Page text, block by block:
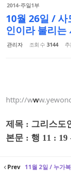
2014-주일1부
10월 26일 /
인이라 불리는
관리자 조회 수 3144 추
http://ww
제목 : 그리스도
본문 : 행 11 : 19
Prev 11월 2일 / 누가